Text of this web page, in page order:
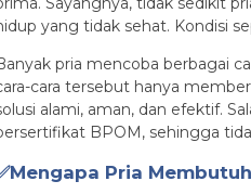
yang tidak sehat. Kondisi
pria mencoba berbagai
cara tersebut hanya
alami, aman, dan efektif.
BPOM, sehingga
Pria